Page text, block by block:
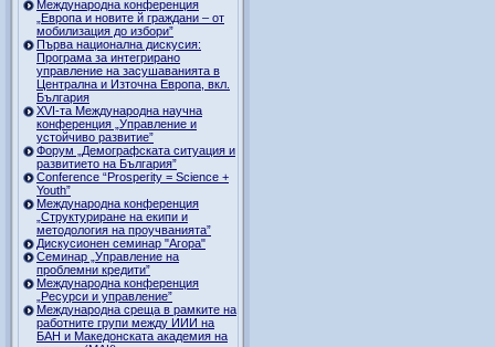
Международна конференция
„Европа и новите й граждани – от
мобилизация до избори”
Първа национална дискусия:
Програма за интегрирано
управление на засушаванията в
Централна и Източна Европа, вкл.
България
ХVI-та Международна научна
конференция „Управление и
устойчиво развитие”
Форум „Демографската ситуация и
развитието на България”
Conference “Prosperity = Science +
Youth”
Международна конференция
„Структуриране на екипи и
методология на проучванията”
Дискусионен семинар "Агора"
Семинар „Управление на
проблемни кредити”
Международна конференция
„Ресурси и управление”
Международна среща в рамките на
работните групи между ИИИ на
БАН и Македонската академия на